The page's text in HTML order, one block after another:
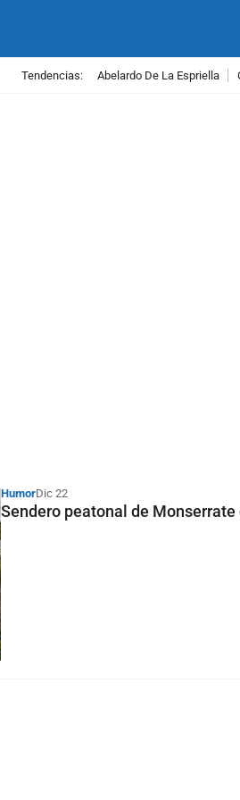
Tendencias: Abelardo De La Espriella
HumorDic 22
Sendero peatonal de